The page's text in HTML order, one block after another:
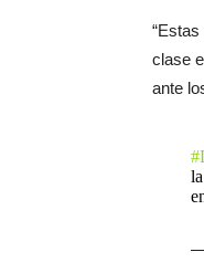
clase
ante
—